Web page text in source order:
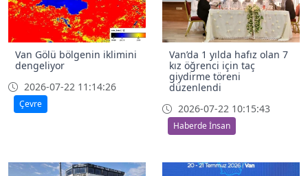
Van Gölü bölgenin iklimini
dengeliyor
2026-07-22 11:14:26
Çevre
Van’da 1 yılda hafız olan 7
kız öğrenci için taç
giydirme töreni
düzenlendi
2026-07-22 10:15:43
Haberde İnsan